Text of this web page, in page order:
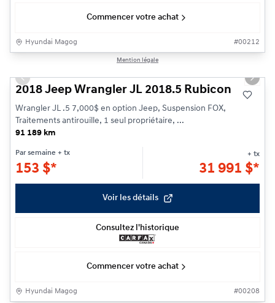
Commencer votre achat
Hyundai Magog #00212
Mention légale
Previous slide Next
2018 Jeep Wrangler JL 2018.5 Rubicon
Wrangler JL .5 7,000$ en option Jeep, Suspension FOX,
Traitements antirouille, 1 seul propriétaire, ...
91 189 km
Par semaine + tx
153 $*
+ tx
31 991 $*
Voir les détails
Consultez l'historique
Commencer votre achat
Hyundai Magog #00208